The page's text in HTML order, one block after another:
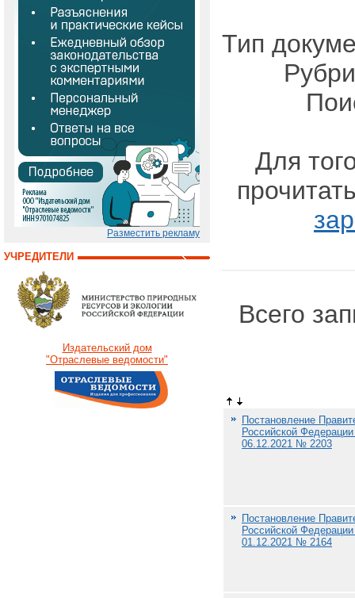
Разместить рекламу
УЧРЕДИТЕЛИ
Издательский дом
"Отраслевые ведомости"
Тип
Для
Всего
Постановление
Российской Федерации
06.12.2021 № 2203
Постановление
Российской Федерации
01.12.2021 № 2164